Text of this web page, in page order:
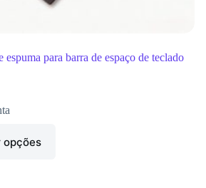
espuma para barra de espaço de teclado
opções